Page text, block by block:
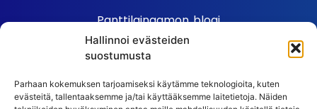
Hallinnoi evästeiden
suostumusta
Parhaan kokemuksen tarjoamiseksi käytämme teknologioita, kuten
evästeitä, tallentaaksemme ja/tai käyttääksemme laitetietoja. Näiden
Panttilainaamon blogi
Palveluhinnasto
Sopimusehdot
Autopantin sopimusehdot